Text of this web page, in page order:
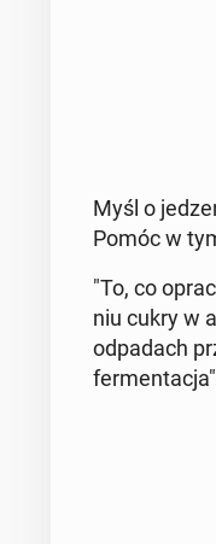
Myśl o
Pomóc w
"To, co
niu cukry w
od­pa­dach